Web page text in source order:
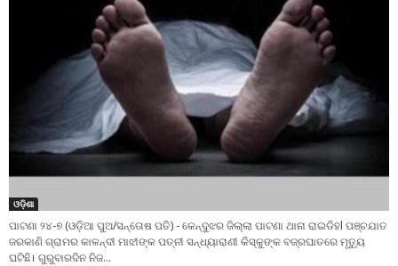
ଓଡ଼ିଶା
ପାଟଣା ୨୪-୭ (ଓଡ଼ିଆ ପୁଅ/ସନ୍ତୋଷ ପତି) - କେନ୍ଦୁଝର ଜିଲ୍ଲା ପାଟଣା ଥାନା ରାଇଡିହl ପଞ୍ଚଯାତ
ଜରକାଣି ଗ୍ରାମର କାଳନ୍ଦୀ ମାଝୀଙ୍କ ପତ୍ନୀ ସନ୍ଧ୍ୟାରାଣୀ କିସ୍କୁଙ୍କ ବଜ୍ରଘାତରେ ମୃତ୍ୟୁ
ଘଟିଛି। ଗୁରୁବାରଦିନ ନିଜ...